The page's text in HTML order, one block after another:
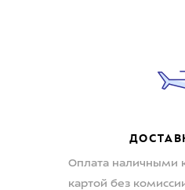
Оплата наличными
картой без